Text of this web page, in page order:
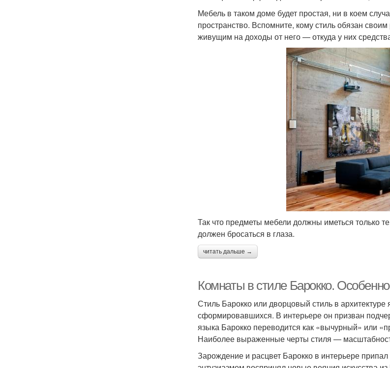
Мебель в таком доме будет простая, ни в коем
пространство. Вспомните, кому стиль обязан
живущим на доходы от него — откуда у них
Так что предметы мебели должны иметься только
должен бросаться в глаза.
читать дальше →
Комнаты в стиле Барокко.
Стиль Барокко или дворцовый стиль в
сформировавшихся. В интерьере он призван
языка Барокко переводится как «вычурный» или
Наиболее выраженные черты стиля —
Зарождение и расцвет Барокко в интерьере